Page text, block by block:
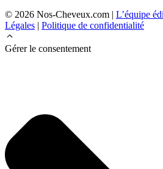
© 2026 Nos-Cheveux.com | L’équipe
Légales | Politique de confidentialité
Gérer le consentement